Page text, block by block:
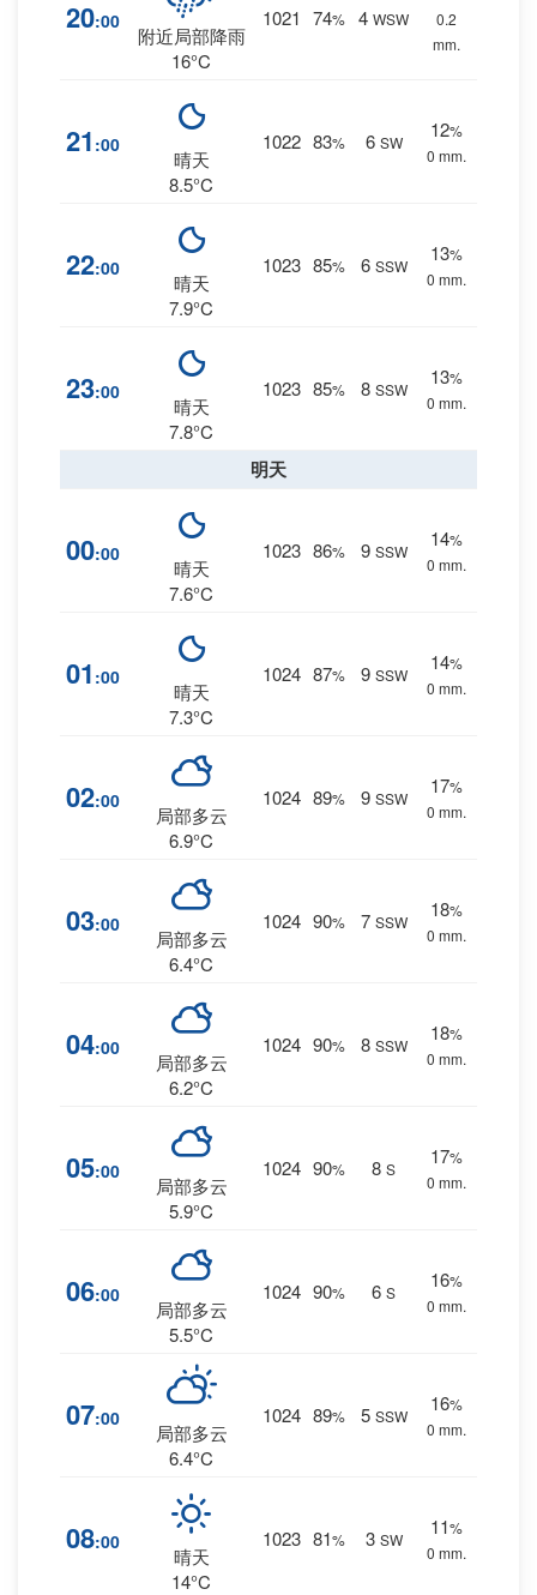
20:00
附近局部降雨
16°C
1021 74% 4 WSW
0.2
mm.
21 :00
晴天
8.5°C
1022 83% 6 SW
12%
0 mm.
22:00
晴天
7.9°C
1023 85% 6 SSW
13%
0 mm.
23:00
晴天
7.8°C
1023 85% 8 SSW
13%
0 mm.
明天
00:00
晴天
7.6°C
1023 86% 9 SSW
14%
0 mm.
01 :00
晴天
7.3°C
1024 87% 9 SSW
14%
0 mm.
02:00
局部多云
6.9°C
1024 89% 9 SSW
17%
0 mm.
03:00
局部多云
6.4°C
1024 90% 7 SSW
18%
0 mm.
04:00
局部多云
6.2°C
1024 90% 8 SSW
18%
0 mm.
05:00
局部多云
5.9°C
1024 90% 8 S
17%
0 mm.
06:00
局部多云
5.5°C
1024 90% 6 S
16%
0 mm.
07:00
局部多云
6.4°C
1024 89% 5 SSW
16%
0 mm.
08:00
晴天
14°C
1023 81% 3 SW
11%
0 mm.